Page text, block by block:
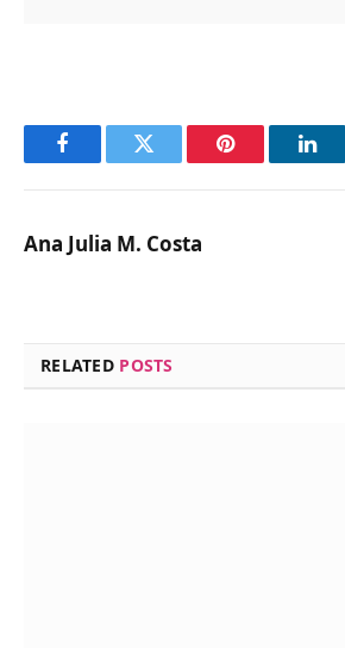
FacebookTwitter Pinterest
Ana Julia M. Costa
RELATED POSTS